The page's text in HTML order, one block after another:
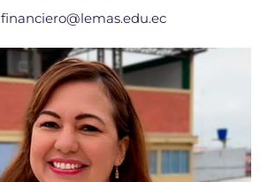
financiero@lemas.edu.ec